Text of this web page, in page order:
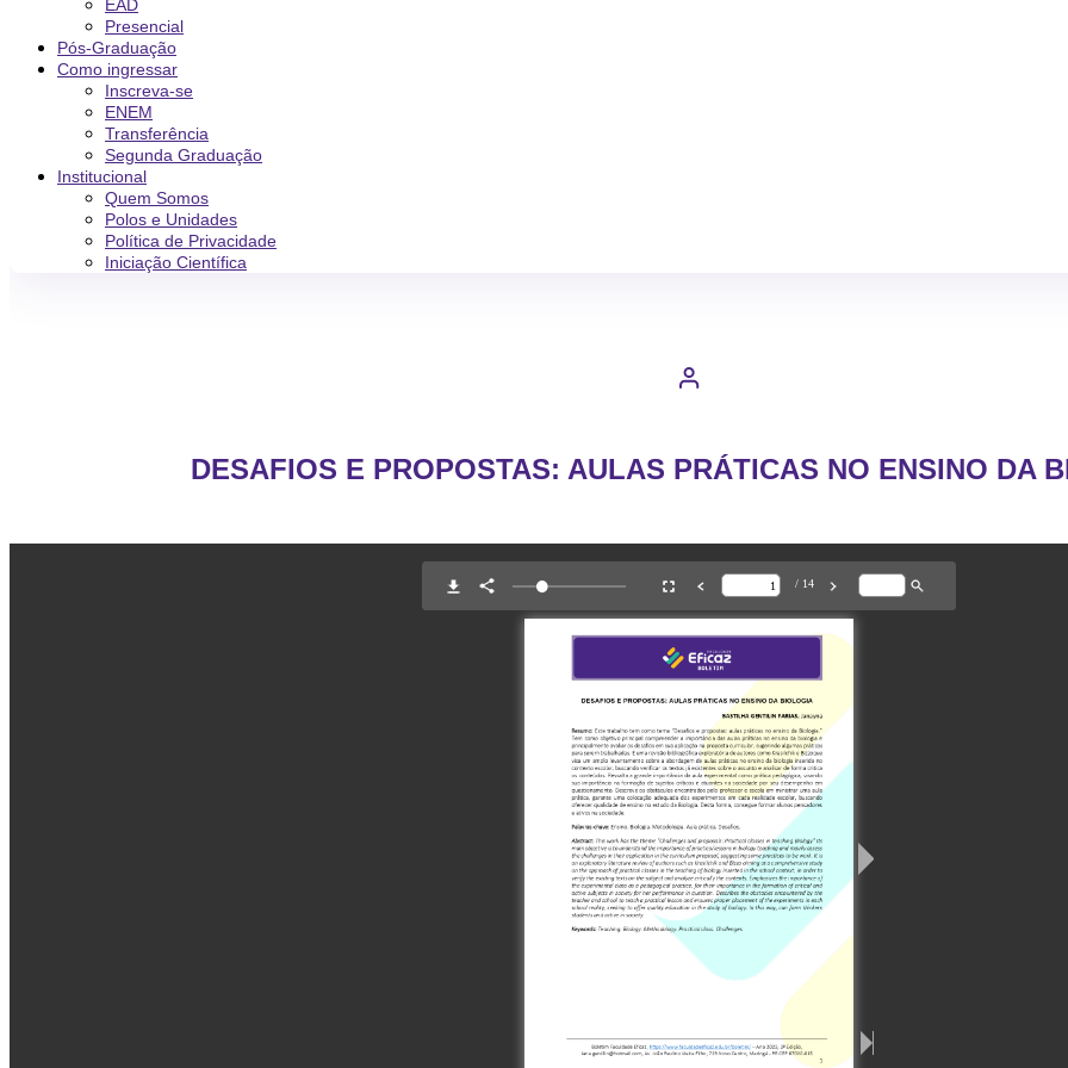
EAD
Presencial
Pós-Graduação
Como ingressar
Inscreva-se
ENEM
Transferência
Segunda Graduação
Institucional
Quem Somos
Polos e Unidades
Política de Privacidade
Iniciação Científica
DESAFIOS E PROPOSTAS: AULAS PRÁTICAS NO ENSINO DA